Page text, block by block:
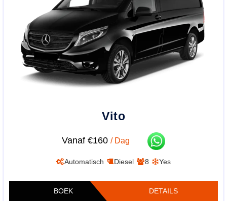
Vito
Vanaf €160 / Dag
Automatisch Diesel 8 Yes
BOEK DETAILS